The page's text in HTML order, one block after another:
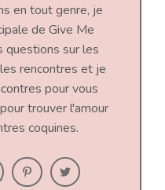
en tout genre, je
de Give Me
questions sur les
rencontres et je
pour vous
trouver l'amour
coquines.